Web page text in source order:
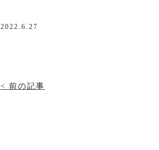
2022.6.27
< 前の記事